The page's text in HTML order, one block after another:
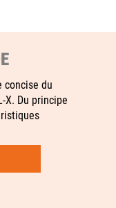
concise du
Du principe